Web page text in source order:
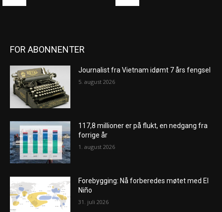
FOR ABONNENTER
Journalist fra Vietnam idømt 7 års fengsel
5. august 2026
117,8 millioner er på flukt, en nedgang fra
forrige år
1. august 2026
Forebygging: Nå forberedes møtet med El
Niño
31. juli 2026